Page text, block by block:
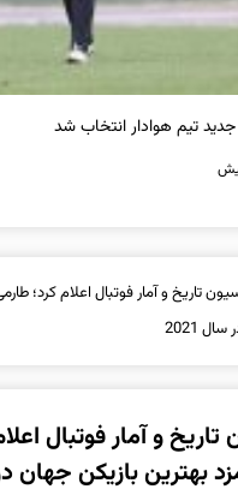
تیم هوادار انتخاب شد
تاریخ و آمار فوتبال اعلام کرد؛
2021
و آمار فوتبال
بهترین بازیکن جهان در